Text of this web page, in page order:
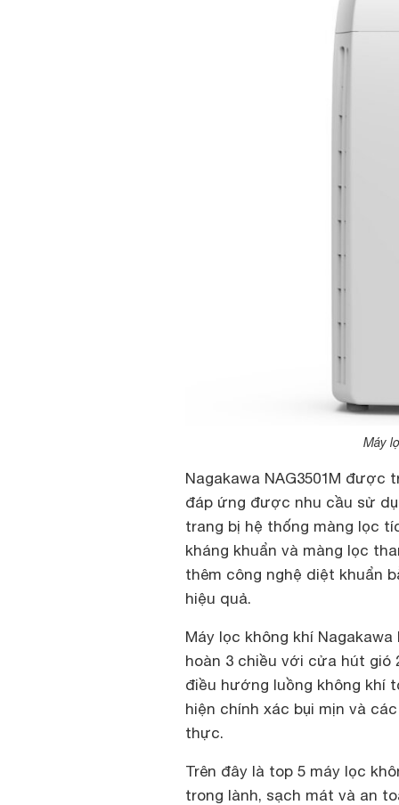
Máy
Nagakawa NAG3501M được
đáp ứng được nhu cầu sử
trang bị hệ thống màng lọc
kháng khuẩn và màng lọc
thêm công nghệ diệt khuẩn
hiệu quả.
Máy lọc không khí
hoàn 3 chiều với cửa hút gió
điều hướng luồng không khí
hiện chính xác bụi mịn và
thực.
Trên đây là top 5 máy lọc
trong lành, sạch mát và an